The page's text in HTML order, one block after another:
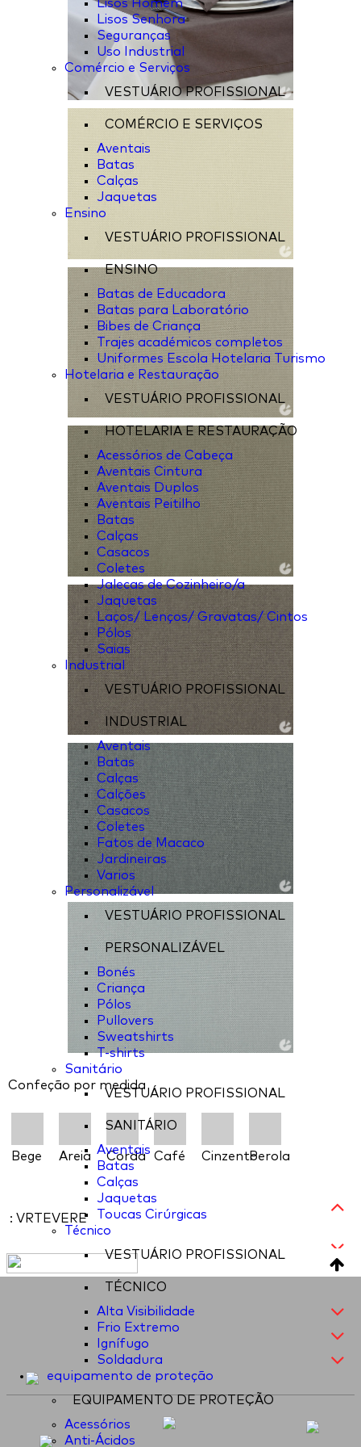
Lisos Homem
Lisos Senhora
Seguranças
Uso Industrial
Comércio e Serviços
VESTUÁRIO PROFISSIONAL
COMÉRCIO E SERVIÇOS
Aventais
Batas
Calças
Jaquetas
Ensino
VESTUÁRIO PROFISSIONAL
ENSINO
Batas de Educadora
Batas para Laboratório
Bibes de Criança
Trajes académicos completos
Uniformes Escola Hotelaria Turismo
Hotelaria e Restauração
VESTUÁRIO PROFISSIONAL
HOTELARIA E RESTAURAÇÃO
Acessórios de Cabeça
Aventais Cintura
Aventais Duplos
Aventais Peitilho
Batas
Calças
Casacos
Coletes
Jalecas de Cozinheiro/a
Jaquetas
Laços/ Lenços/ Gravatas/ Cintos
Pólos
Saias
Industrial
VESTUÁRIO PROFISSIONAL
INDUSTRIAL
Aventais
Batas
Calças
Calções
Casacos
Coletes
Fatos de Macaco
Jardineiras
Varios
Personalizável
VESTUÁRIO PROFISSIONAL
PERSONALIZÁVEL
Bonés
Criança
Pólos
Pullovers
Sweatshirts
T-shirts
Sanitário
VESTUÁRIO PROFISSIONAL
SANITÁRIO
Aventais
Batas
Calças
Jaquetas
Toucas Cirúrgicas
Técnico
VESTUÁRIO PROFISSIONAL
TÉCNICO
Alta Visibilidade
Frio Extremo
Ignífugo
Soldadura
equipamento de proteção
EQUIPAMENTO DE PROTEÇÃO
Acessórios
Anti-Ácidos
Confeção por medida
Bege Areia Corda Café CinzentoPerola
: VRTEVERE